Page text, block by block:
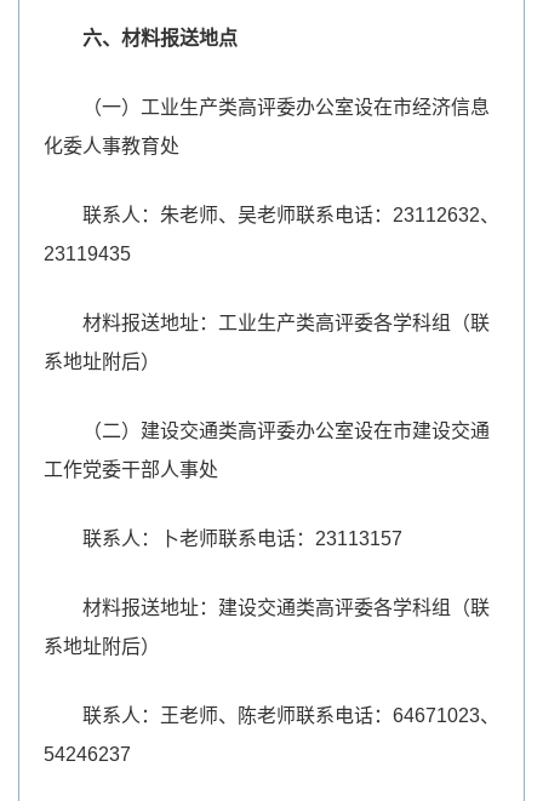
六、材料报送地点
（一）工业生产类高评委办公室设在市经济信息
化委人事教育处
联系人：朱老师、吴老师联系电话：23112632、
23119435
材料报送地址：工业生产类高评委各学科组（联
系地址附后）
（二）建设交通类高评委办公室设在市建设交通
工作党委干部人事处
联系人：卜老师联系电话：23113157
材料报送地址：建设交通类高评委各学科组（联
系地址附后）
联系人：王老师、陈老师联系电话：64671023、
54246237